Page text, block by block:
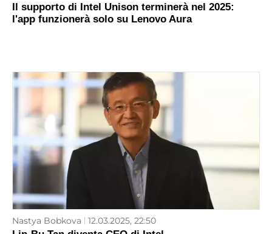
Il supporto di Intel Unison terminerà nel 2025:
l'app funzionerà solo su Lenovo Aura
Nastya Bobkova 12.03.2025, 22:50